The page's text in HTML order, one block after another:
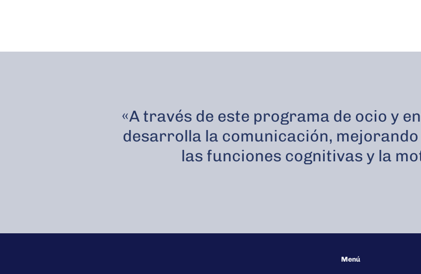
«A través de este programa de ocio y
desarrolla la comunicación,
las funciones cognitivas y la
Menú